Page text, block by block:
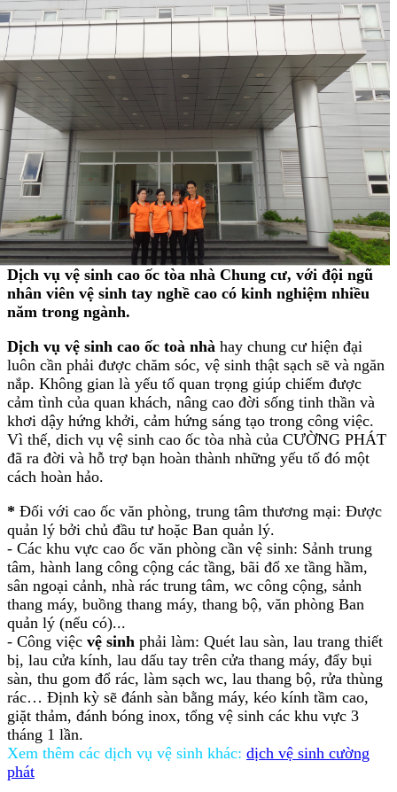
Dịch vụ vệ sinh cao ốc tòa nhà Chung cư, với đội ngũ
nhân viên vệ sinh tay nghề cao có kinh nghiệm nhiều
năm trong ngành.
Dịch vụ vệ sinh cao ốc toà nhà hay chung cư hiện đại
luôn cần phải được chăm sóc, vệ sinh thật sạch sẽ và ngăn
nắp. Không gian là yếu tố quan trọng giúp chiếm được
cảm tình của quan khách, nâng cao đời sống tinh thần và
khơi dậy hứng khởi, cảm hứng sáng tạo trong công việc.
Vì thế, dich vụ vệ sinh cao ốc tòa nhà của CƯỜNG PHÁT
đã ra đời và hỗ trợ bạn hoàn thành những yếu tố đó một
cách hoàn hảo.
* Đối với cao ốc văn phòng, trung tâm thương mại: Được
quản lý bởi chủ đầu tư hoặc Ban quản lý.
- Các khu vực cao ốc văn phòng cần vệ sinh: Sảnh trung
tâm, hành lang công cộng các tầng, bãi đổ xe tầng hầm,
sân ngoại cảnh, nhà rác trung tâm, wc công cộng, sảnh
thang máy, buồng thang máy, thang bộ, văn phòng Ban
quản lý (nếu có)...
- Công việc vệ sinh phải làm: Quét lau sàn, lau trang thiết
bị, lau cửa kính, lau dấu tay trên cửa thang máy, đẩy bụi
sàn, thu gom đổ rác, làm sạch wc, lau thang bộ, rửa thùng
rác… Định kỳ sẽ đánh sàn bằng máy, kéo kính tầm cao,
giặt thảm, đánh bóng inox, tổng vệ sinh các khu vực 3
tháng 1 lần.
Xem thêm các dịch vụ vệ sinh khác: dịch vệ sinh cường
phát